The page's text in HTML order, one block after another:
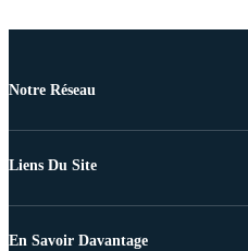
Notre Réseau
Liens Du Site
En Savoir Davantage